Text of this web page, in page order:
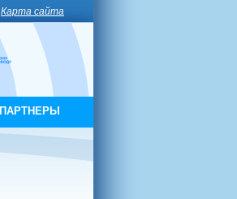
Карта сайта
ПАРТНЕРЫ